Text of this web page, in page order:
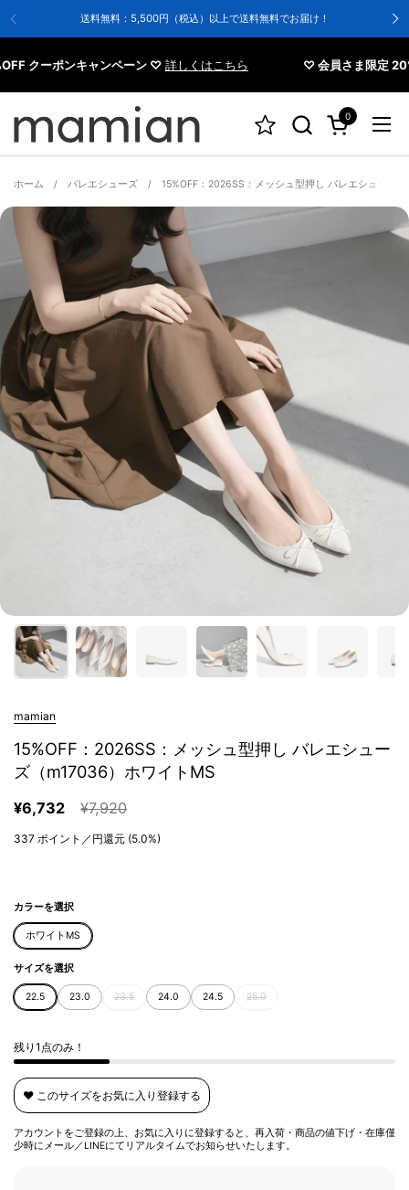
送料無料：5,500円（税込）以上で送料無料でお届け！
ポンキャンペーン ♡ 詳しくはこちら ♡ 会員さま限定
カートを開く
0
メニ
ホーム / バレエシューズ / 15%OFF：2026SS：メッシュ型押し バレエシューズ
mamian
15%OFF：2026SS：メッシュ型押し バレエシュー
ズ（m17036）ホワイトMS
¥6,732 ¥7,920
337 ポイント／円還元 (5.0%)
カラーを選択
ホワイトMS
サイズを選択
22.5 23.0 23.5 24.0 24.5 25.0
残り1点のみ！
❤️ このサイズをお気に入り登録する
アカウントをご登録の上、お気に入りに登録すると、再入荷・商品の値下げ・在庫僅
少時にメール／LINEにてリアルタイムでお知らせいたします。